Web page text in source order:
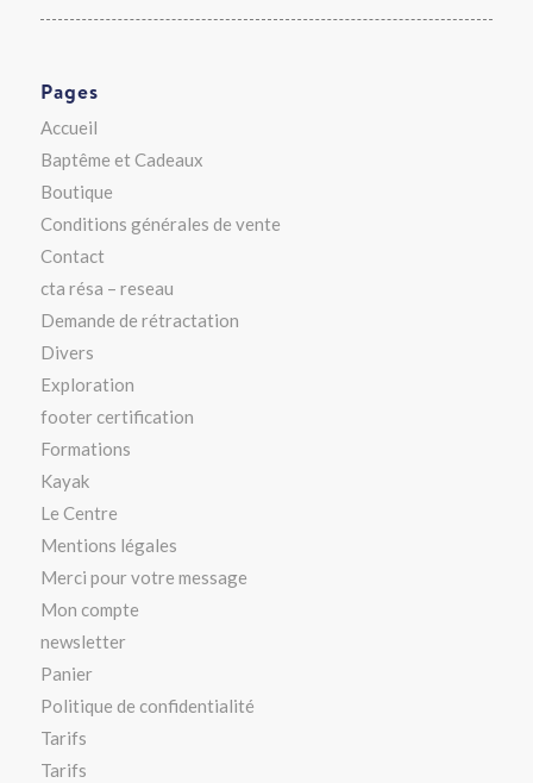
Pages
Accueil
Baptême et Cadeaux
Boutique
Conditions générales de vente
Contact
cta résa – reseau
Demande de rétractation
Divers
Exploration
footer certification
Formations
Kayak
Le Centre
Mentions légales
Merci pour votre message
Mon compte
newsletter
Panier
Politique de confidentialité
Tarifs
Tarifs